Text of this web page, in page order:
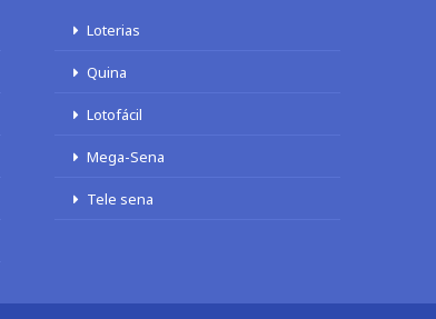
Loterias
Quina
Lotofácil
Mega-Sena
Tele sena